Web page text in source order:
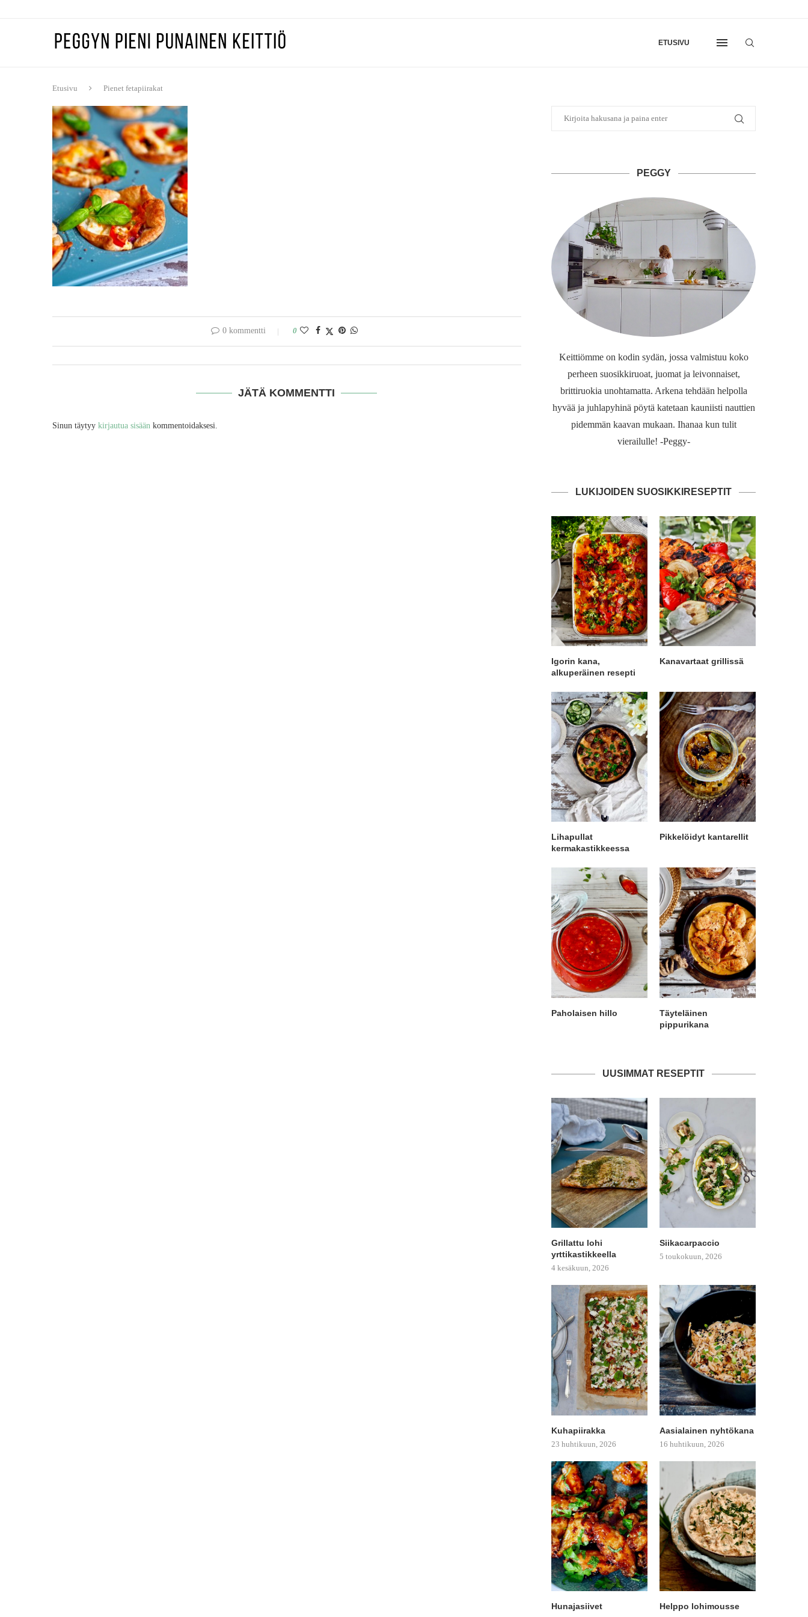
ETUSIVU
Etusivu Pienet fetapiirakat
0 kommentti 0
JÄTÄ KOMMENTTI
Sinun täytyy kirjautua sisään kommentoidaksesi.
PEGGY
Keittiömme on kodin sydän, jossa valmistuu koko
perheen suosikkiruoat, juomat ja leivonnaiset,
brittiruokia unohtamatta. Arkena tehdään helpolla
hyvää ja juhlapyhinä pöytä katetaan kauniisti nauttien
pidemmän kaavan mukaan. Ihanaa kun tulit
vierailulle! -Peggy-
LUKIJOIDEN SUOSIKKIRESEPTIT
Igorin kana,
alkuperäinen resepti
Kanavartaat grillissä
Lihapullat
kermakastikkeessa
Pikkelöidyt kantarellit
Paholaisen hillo
Täyteläinen
pippurikana
UUSIMMAT RESEPTIT
Grillattu lohi
yrttikastikkeella
4 kesäkuun, 2026
Siikacarpaccio
5 toukokuun, 2026
Kuhapiirakka
23 huhtikuun, 2026
Aasialainen nyhtökana
16 huhtikuun, 2026
Hunajasiivet Helppo lohimousse